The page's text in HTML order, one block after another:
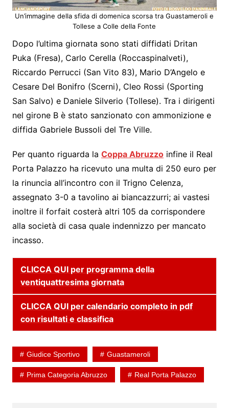
Un’immagine della sfida di domenica scorsa tra Guastameroli e
Tollese a Colle della Fonte
Dopo l’ultima giornata sono stati diffidati Dritan
Puka (Fresa), Carlo Cerella (Roccaspinalveti),
Riccardo Perrucci (San Vito 83), Mario D’Angelo e
Cesare Del Bonifro (Scerni), Cleo Rossi (Sporting
San Salvo) e Daniele Silverio (Tollese). Tra i dirigenti
nel girone B è stato sanzionato con ammonizione e
diffida Gabriele Bussoli del Tre Ville.
Per quanto riguarda la Coppa Abruzzoinfine il Real
Porta Palazzo ha ricevuto una multa di 250 euro per
la rinuncia all’incontro con il Trigno Celenza,
assegnato 3-0 a tavolino ai biancazzurri; ai vastesi
inoltre il forfait costerà altri 105 da corrispondere
alla società di casa quale indennizzo per mancato
incasso.
CLICCA QUI per programma della
ventiquattresima giornata
CLICCA QUI per calendario completo in pdf
con risultati e classifica
Giudice Sportivo Guastameroli
Prima Categoria Abruzzo Real Porta Palazzo